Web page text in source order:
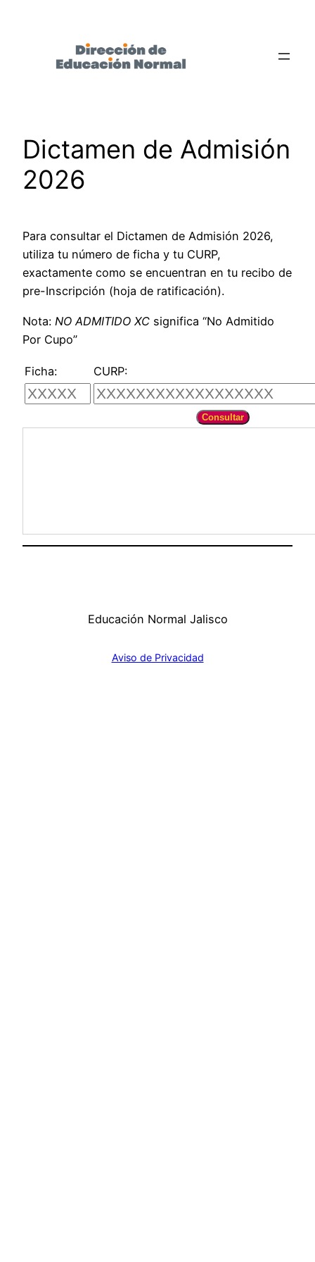
Dictamen de Admisión
2026
Para consultar el Dictamen de Admisión 2026,
utiliza tu número de ficha y tu CURP,
exactamente como se encuentran en tu recibo de
pre-Inscripción (hoja de ratificación).
Nota: NO ADMITIDO XC significa “No Admitido
Por Cupo”
Ficha: CURP:
Educación Normal Jalisco
Aviso de Privacidad